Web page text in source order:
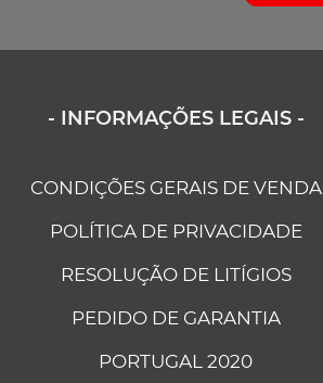
- INFORMAÇÕES LEGAIS -
CONDIÇÕES GERAIS DE VENDA
POLÍTICA DE PRIVACIDADE
RESOLUÇÃO DE LITÍGIOS
PEDIDO DE GARANTIA
PORTUGAL 2020